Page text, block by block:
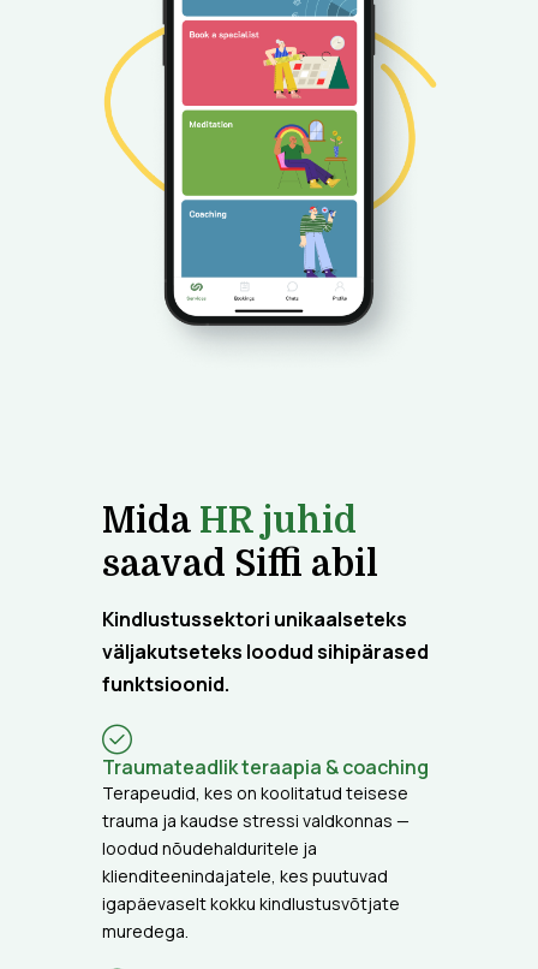
Mida HR juhid
saavad Siffi abil
Kindlustussektori unikaalseteks
väljakutseteks loodud sihipärased
funktsioonid.
Traumateadlik teraapia & coaching
Terapeudid, kes on koolitatud teisese
trauma ja kaudse stressi valdkonnas —
loodud nõudehalduritele ja
klienditeenindajatele, kes puutuvad
igapäevaselt kokku kindlustusvõtjate
muredega.